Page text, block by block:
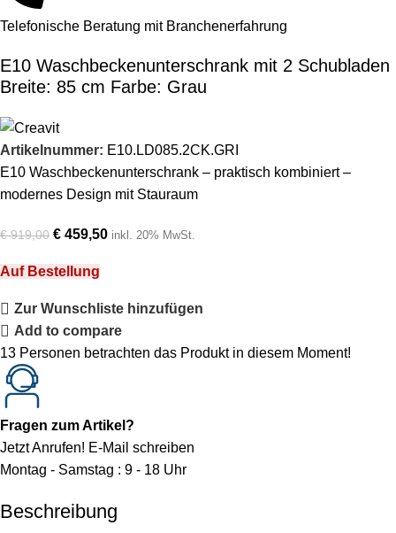
Telefonische Beratung mit Branchenerfahrung
E10 Waschbeckenunterschrank mit 2 Schubladen
Breite: 85 cm Farbe: Grau
Artikelnummer: E10.LD085.2CK.GRI
E10 Waschbeckenunterschrank – praktisch kombiniert –
modernes Design mit Stauraum
€919,00 € 459,50 inkl. 20% MwSt.
Auf Bestellung
Zur Wunschliste hinzufügen
Add to compare
13 Personen betrachten das Produkt in diesem Moment!
Fragen zum Artikel?
Jetzt Anrufen! E-Mail schreiben
Montag - Samstag : 9 - 18 Uhr
Beschreibung